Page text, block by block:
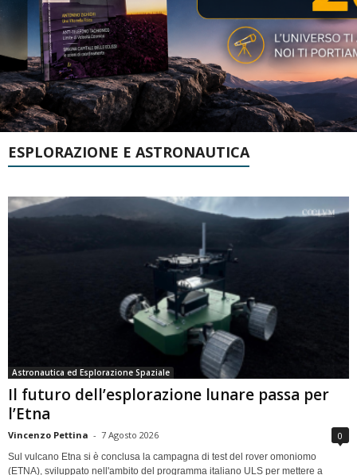
ESPLORAZIONE E ASTRONAUTICA
Astronautica ed Esplorazione Spaziale
Il futuro dell’esplorazione lunare passa per
l’Etna
Vincenzo Pettina - 7 Agosto 2026 0
Sul vulcano Etna si è conclusa la campagna di test del rover omoniomo
(ETNA), sviluppato nell'ambito del programma italiano ULS per mettere a